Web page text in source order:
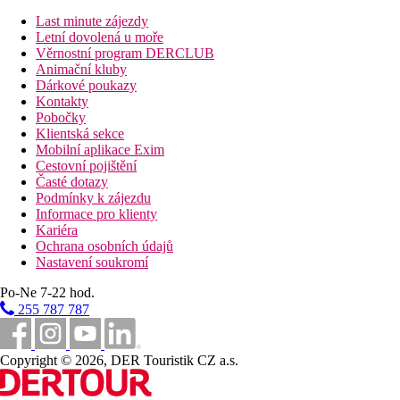
Útulné, moderní a pohodlné pokoje (velikost: cca 32 - 35 m²)
sejfem (zdarma) a TV s plochou obrazovkou a také
Vzdálenosti
12 km
Vzdálenost od nejbližšího letiště
10 km
Nákupy
3 km
Vzdálenost k pláži
3 km
Restaurace
3 km
Bary/hospůdky
Pláž
Druh pláže
Last minute zájezdy
Letní dovolená u moře
Věrnostní program DERCLUB
Animační kluby
Dárkové poukazy
Kontakty
Pobočky
Klientská sekce
Mobilní aplikace Exim
Cestovní pojištění
Časté dotazy
Podmínky k zájezdu
Informace pro klienty
Kariéra
Ochrana osobních údajů
Nastavení soukromí
Po-Ne 7-22 hod.
255 787 787
Copyright © 2026, DER Touristik CZ a.s.